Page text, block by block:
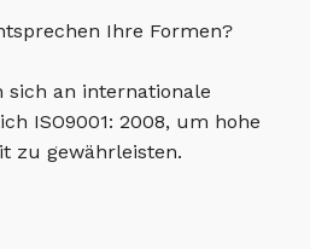
Ihre Formen?
sich an internationale
ISO9001: 2008, um hohe
zu gewährleisten.